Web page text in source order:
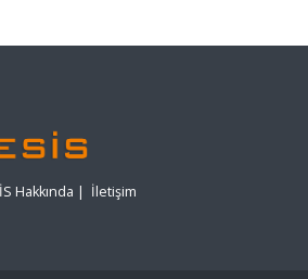
Hakkında | İletişim